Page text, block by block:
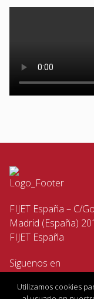
FIJET España – C/
Madrid (España)
FIJET España
Siguenos en
Utilizamos cookies